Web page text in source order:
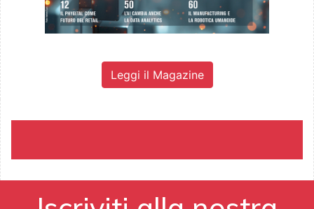
Leggi il Magazine